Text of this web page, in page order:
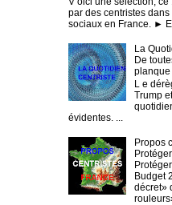
par des centristes
sociaux en France. ►
La
De
planque
L e
Trump
évidentes. ...
Propos
Budget
décret»